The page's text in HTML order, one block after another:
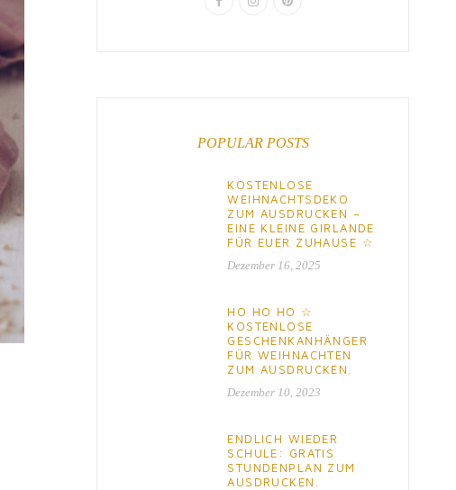
POPULAR POSTS
KOSTENLOSE
WEIHNACHTSDEKO
ZUM AUSDRUCKEN –
EINE KLEINE GIRLANDE
FÜR EUER ZUHAUSE ☆
Dezember 16, 2025
HO HO HO ☆
KOSTENLOSE
GESCHENKANHÄNGER
FÜR WEIHNACHTEN
ZUM AUSDRUCKEN.
Dezember 10, 2023
ENDLICH WIEDER
SCHULE: GRATIS
STUNDENPLAN ZUM
AUSDRUCKEN.